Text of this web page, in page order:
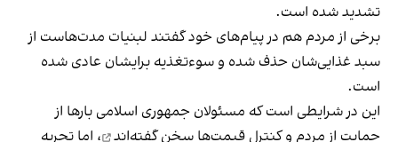
تشدید شده است.
برخی از مردم هم در پیام‌های خود گفتند لبنیات مدت‌هاست از
سبد غذایی‌شان حذف شده و سوءتغذیه برایشان عادی شده
است.
این در شرایطی است که مسئولان جمهوری اسلامی بارها از
حمایت از مردم و کنترل قیمت‌ها سخن گفته‌اند
، اما تجربه